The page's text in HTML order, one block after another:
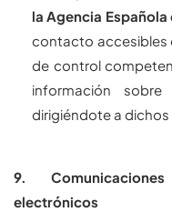
la Agencia
contacto accesibles
de control
información
dirigiéndote a
9.
electrónicos